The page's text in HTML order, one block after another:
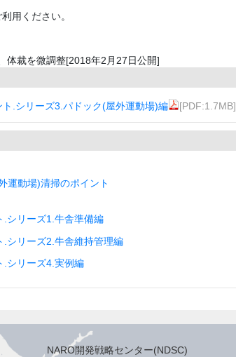
用ください。
体裁を微調整[2018年2月27日公開]
.シリーズ3.パドック(屋外運動場)編 [PDF:1.7MB]
運動場)清掃のポイント
.シリーズ1.牛舎準備編
シリーズ2.牛舎維持管理編
.シリーズ4.実例編
NARO開発戦略センター(NDSC)